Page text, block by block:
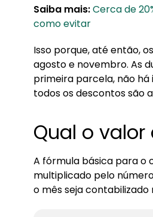
Saiba mais:Cerca de
como evitar
Isso porque, até então,
agosto e novembro. As
primeira parcela, não há
todos os descontos são
Qual o valor
A fórmula básica para o
multiplicado pelo
o mês seja